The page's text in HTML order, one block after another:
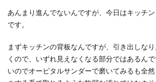
あんまり進んでないんですが、今日はキッチ
です。
まずキッチンの背板なんですが、引き出しな
くので、いずれ見えなくなる部分ではあるん
いのでオービタルサンダーで磨いてみるも全然